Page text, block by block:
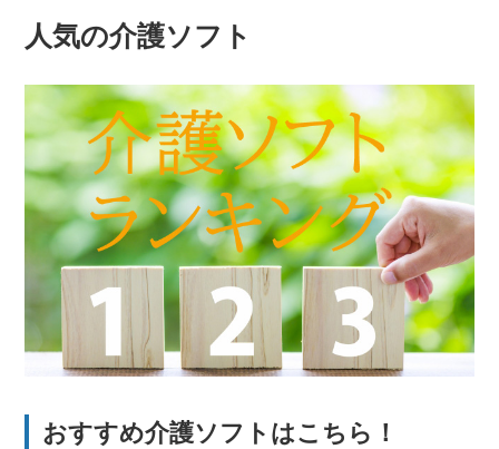
人気の介護ソフト
おすすめ介護ソフトはこちら！